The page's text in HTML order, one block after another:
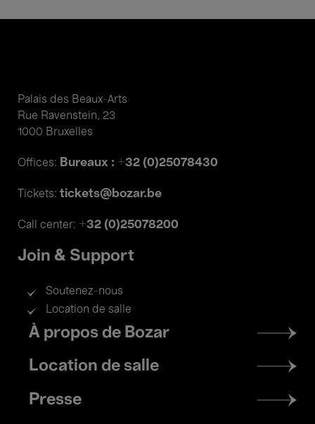
Palais des Beaux-Arts
Rue Ravenstein, 23
1000 Bruxelles
Offices: Bureaux : +32 (0)25078430
Tickets: tickets@bozar.be
Call center: +32 (0)25078200
Join & Support
Soutenez-nous
Location de salle
Footer
menu
À propos de Bozar
Location de salle
Presse